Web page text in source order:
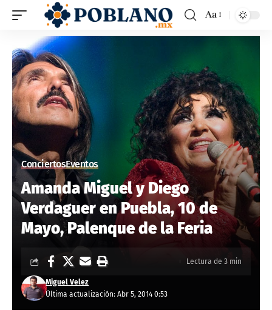
Aa
ConciertosEventos
Amanda Miguel y Diego
Verdaguer en Puebla, 10 de
Mayo, Palenque de la Feria
Última actualización: Abr 5, 2014 0:53
Miguel Velez
Lectura de 3 min